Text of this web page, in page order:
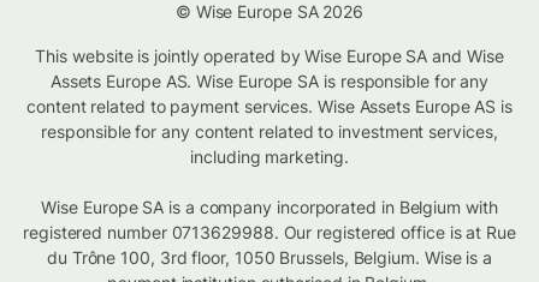
© Wise Europe SA 2026
This website is jointly operated by Wise Europe SA and Wise
Assets Europe AS. Wise Europe SA is responsible for any
content related to payment services. Wise Assets Europe AS is
responsible for any content related to investment services,
including marketing.
Wise Europe SA is a company incorporated in Belgium with
registered number 0713629988. Our registered office is at Rue
du Trône 100, 3rd floor, 1050 Brussels, Belgium. Wise is a